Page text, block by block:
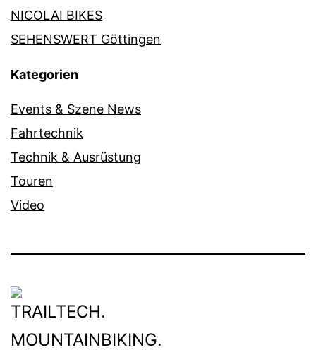
NICOLAI BIKES
SEHENSWERT Göttingen
Kategorien
Events & Szene News
Fahrtechnik
Technik & Ausrüstung
Touren
Video